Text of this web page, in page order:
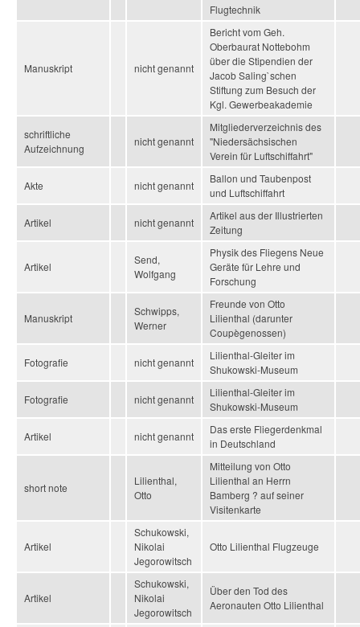
Flugtechnik
Manuskript nicht genannt
Bericht vom Geh.
Oberbaurat Nottebohm
über die Stipendien der
Jacob Saling`schen
Stiftung zum Besuch der
Kgl. Gewerbeakademie
schriftliche
Aufzeichnung
nicht genannt
Mitgliederverzeichnis des
"Niedersächsischen
Verein für Luftschiffahrt"
Akte nicht genannt
Ballon und Taubenpost
und Luftschiffahrt
Artikel nicht genannt
Artikel aus der Illustrierten
Zeitung
Artikel
Send,
Wolfgang
Physik des Fliegens Neue
Geräte für Lehre und
Forschung
Manuskript
Schwipps,
Werner
Freunde von Otto
Lilienthal (darunter
Coupègenossen)
Fotografie nicht genannt
Lilienthal-Gleiter im
Shukowski-Museum
Fotografie nicht genannt
Lilienthal-Gleiter im
Shukowski-Museum
Artikel nicht genannt
Das erste Fliegerdenkmal
in Deutschland
short note
Lilienthal,
Otto
Mitteilung von Otto
Lilienthal an Herrn
Bamberg ? auf seiner
Visitenkarte
Artikel
Schukowski,
Nikolai
Jegorowitsch
Otto Lilienthal Flugzeuge
Artikel
Schukowski,
Nikolai
Jegorowitsch
Über den Tod des
Aeronauten Otto Lilienthal